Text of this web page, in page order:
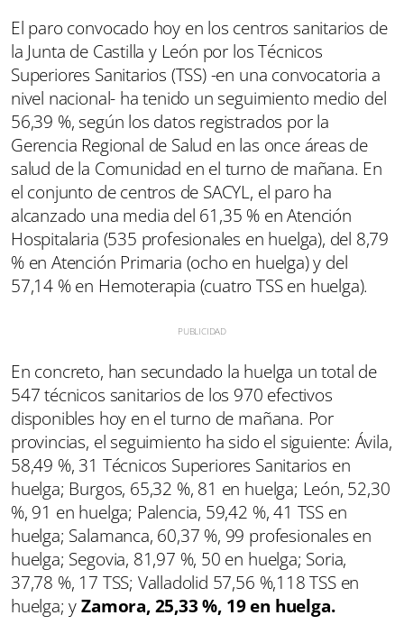
El paro convocado hoy en los centros sanitarios de
la Junta de Castilla y León por los Técnicos
Superiores Sanitarios (TSS) -en una convocatoria a
nivel nacional- ha tenido un seguimiento medio del
56,39 %, según los datos registrados por la
Gerencia Regional de Salud en las once áreas de
salud de la Comunidad en el turno de mañana. En
el conjunto de centros de SACYL, el paro ha
alcanzado una media del 61,35 % en Atención
Hospitalaria (535 profesionales en huelga), del 8,79
% en Atención Primaria (ocho en huelga) y del
57,14 % en Hemoterapia (cuatro TSS en huelga).
En concreto, han secundado la huelga un total de
547 técnicos sanitarios de los 970 efectivos
disponibles hoy en el turno de mañana. Por
provincias, el seguimiento ha sido el siguiente: Ávila,
58,49 %, 31 Técnicos Superiores Sanitarios en
huelga; Burgos, 65,32 %, 81 en huelga; León, 52,30
%, 91 en huelga; Palencia, 59,42 %, 41 TSS en
huelga; Salamanca, 60,37 %, 99 profesionales en
huelga; Segovia, 81,97 %, 50 en huelga; Soria,
37,78 %, 17 TSS; Valladolid 57,56 %,118 TSS en
huelga; yZamora, 25,33 %, 19 en huelga.